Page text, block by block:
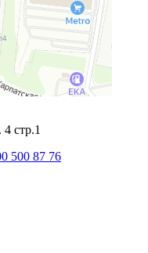
стр.1
500 87 76